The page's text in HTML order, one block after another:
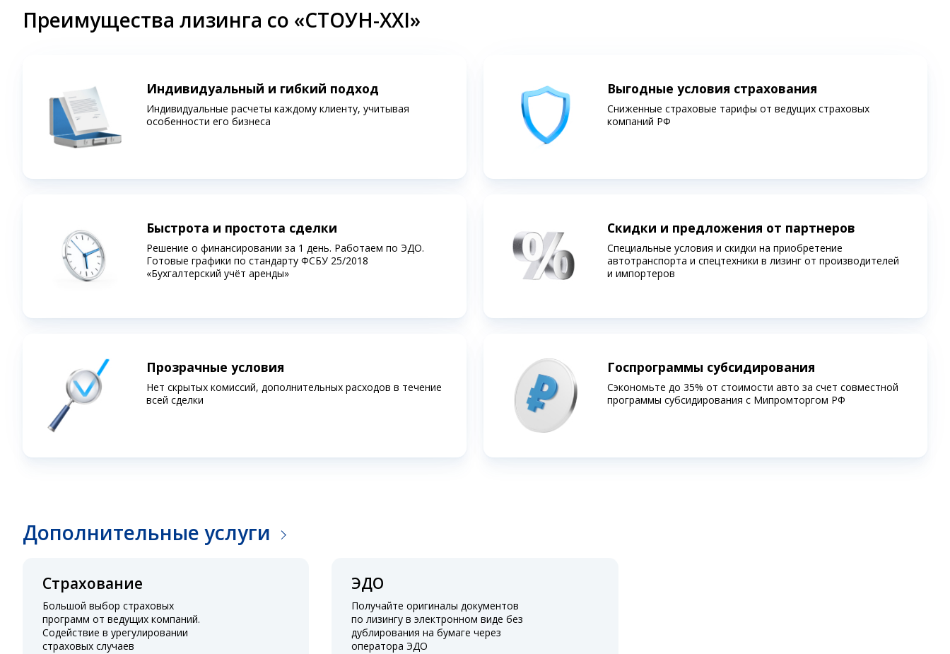
Преимущества лизинга со «СТОУН-XXI»
Индивидуальный и гибкий подход
Индивидуальные расчеты каждому клиенту, учитывая
особенности его бизнеса
Быстрота и простота сделки
Решение о финансировании за 1 день. Работаем по ЭДО.
Готовые графики по стандарту ФСБУ 25/2018
«Бухгалтерский учёт аренды»
Прозрачные условия
Нет скрытых комиссий, дополнительных расходов в течение
всей сделки
Выгодные условия страхования
Сниженные страховые тарифы от ведущих страховых
компаний РФ
Скидки и предложения от партнеров
Специальные условия и скидки на приобретение
автотранспорта и спецтехники в лизинг от производителей
и импортеров
Госпрограммы субсидирования
Сэкономьте до 35% от стоимости авто за счет совместной
программы субсидирования c Мипромторгом РФ
Дополнительные услуги
Страхование
Большой выбор страховых
программ от ведущих компаний.
Содействие в урегулировании
страховых случаев
ЭДО
Получайте оригиналы документов
по лизингу в электронном виде без
дублирования на бумаге через
оператора ЭДО